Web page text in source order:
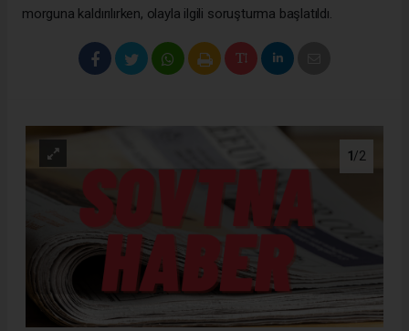
morguna kaldırılırken, olayla ilgili soruşturma başlatıldı.
1 /2